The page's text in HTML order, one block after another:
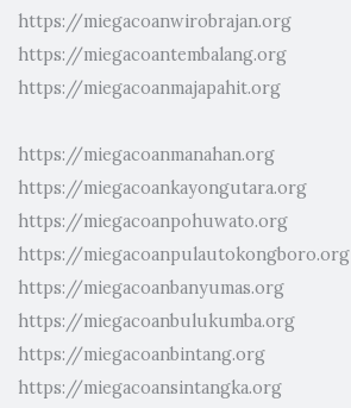
https://miegacoanwirobrajan.org
https://miegacoantembalang.org
https://miegacoanmajapahit.org
https://miegacoanmanahan.org
https://miegacoankayongutara.org
https://miegacoanpohuwato.org
https://miegacoanpulautokongboro.org
https://miegacoanbanyumas.org
https://miegacoanbulukumba.org
https://miegacoanbintang.org
https://miegacoansintangka.org